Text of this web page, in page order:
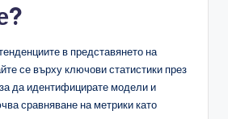
в представянето на
се върху ключови статистики през
да идентифицирате модели и
сравняване на метрики като